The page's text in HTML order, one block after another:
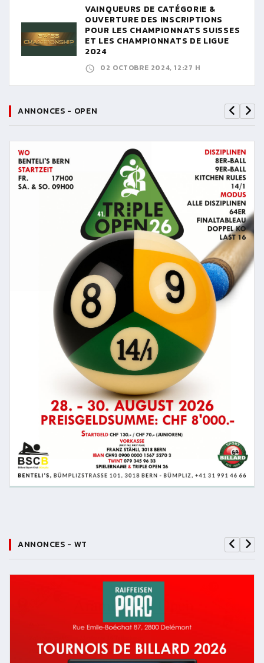
VAINQUEURS DE CATÉGORIE &
OUVERTURE DES INSCRIPTIONS
POUR LES CHAMPIONNATS SUISSES
ET LES CHAMPIONNATS DE LIGUE
2024
02 OCTOBRE 2024, 12:27 H
ANNONCES - OPEN
ANNONCES - WT